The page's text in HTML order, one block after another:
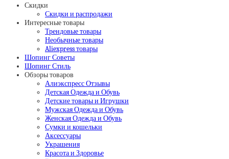
Скидки
Скидки и распродажи
Интересные товары
Трендовые товары
Необычные товары
Aliexpress товары
Шопинг Советы
Шопинг Стиль
Обзоры товаров
Алиэкспресс Отзывы
Детская Одежда и Обувь
Детские товары и Игрушки
Мужская Одежда и Обувь
Женская Одежда и Обувь
Сумки и кошельки
Аксессуары
Украшения
Красота и Здоровье